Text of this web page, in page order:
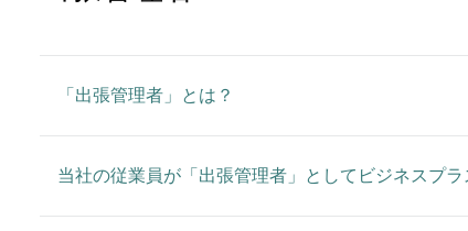
「出張管理者」とは？
当社の従業員が「出張管理者」としてビジネスプ